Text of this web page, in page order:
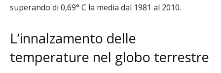
superando di 0,69° C la media dal 1981 al 2010.
L’innalzamento delle
temperature nel globo terrestre